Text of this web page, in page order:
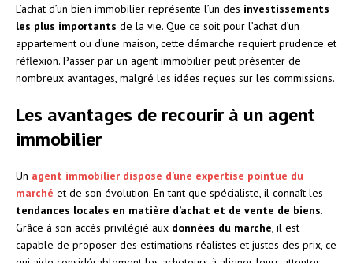
L’achat d’un bien immobilier représente l’un des investissements
les plus importants de la vie. Que ce soit pour l’achat d’un
appartement ou d’une maison, cette démarche requiert prudence et
réflexion. Passer par un agent immobilier peut présenter de
nombreux avantages, malgré les idées reçues sur les commissions.
Les avantages de recourir à un agent
immobilier
Un agent immobilier dispose d’une expertise pointue du
marché et de son évolution. En tant que spécialiste, il connaît les
tendances locales en matière d’achat et de vente de biens.
Grâce à son accès privilégié aux données du marché , il est
capable de proposer des estimations réalistes et justes des prix, ce